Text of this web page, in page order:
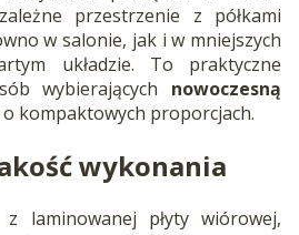
przestrzenie z półkami
w salonie, jak i w mniejszych
układzie. To praktyczne
wybierających nowoczesną
o kompaktowych proporcjach.
wykonania
laminowanej płyty wiórowej,